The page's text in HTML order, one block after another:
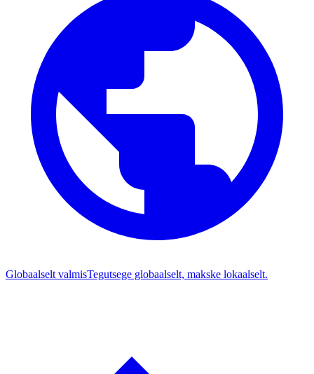
Globaalselt valmisTegutsege globaalselt, makske lokaalselt.